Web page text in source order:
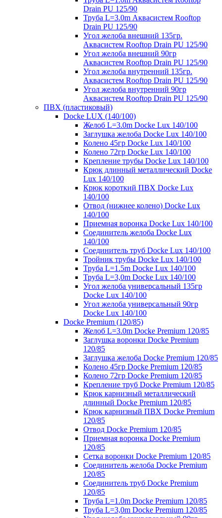
Drain PU 125/90
Труба L=3.0m Аквасистем Rooftop
Drain PU 125/90
Угол желоба внешний 135гр.
Аквасистем Rooftop Drain PU 125/90
Угол желоба внешний 90гр
Аквасистем Rooftop Drain PU 125/90
Угол желоба внутренний 135гр.
Аквасистем Rooftop Drain PU 125/90
Угол желоба внутренний 90гр
Аквасистем Rooftop Drain PU 125/90
ПВХ (пластиковый)
Docke LUX (140/100)
Желоб L=3.0m Docke Lux 140/100
Заглушка желоба Docke Lux 140/100
Колено 45гр Docke Lux 140/100
Колено 72гр Docke Lux 140/100
Крепление трубы Docke Lux 140/100
Крюк длинный металлический Docke
Lux 140/100
Крюк короткий ПВХ Docke Lux
140/100
Отвод (нижнее колено) Docke Lux
140/100
Приемная воронка Docke Lux 140/100
Соединитель желоба Docke Lux
140/100
Соединитель труб Docke Lux 140/100
Тройник трубы Docke Lux 140/100
Труба L=1.5m Docke Lux 140/100
Труба L=3,0m Docke Lux 140/100
Угол желоба универсальный 135гр
Docke Lux 140/100
Угол желоба универсальный 90гр
Docke Lux 140/100
Docke Premium (120/85)
Желоб L=3.0m Docke Premium 120/85
Заглушка воронки Docke Premium
120/85
Заглушка желоба Docke Premium 120/85
Колено 45гр Docke Premium 120/85
Колено 72гр Docke Premium 120/85
Крепление труб Docke Premium 120/85
Крюк карнизный металлический
длинный Docke Premium 120/85
Крюк карнизный ПВХ Docke Premium
120/85
Отвод Docke Premium 120/85
Приемная воронка Docke Premium
120/85
Сетка воронки Docke Premium 120/85
Соединитель желоба Docke Premium
120/85
Соединитель труб Docke Premium
120/85
Труба L=1.0m Docke Premium 120/85
Труба L=3,0m Docke Premium 120/85